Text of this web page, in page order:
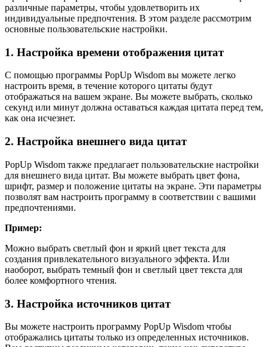
различные параметры, чтобы удовлетворить их
индивидуальные предпочтения. В этом разделе рассмотрим
основные пользовательские настройки.
1. Настройка времени отображения цитат
С помощью программы PopUp Wisdom вы можете легко
настроить время, в течение которого цитаты будут
отображаться на вашем экране. Вы можете выбрать, сколько
секунд или минут должна оставаться каждая цитата перед тем,
как она исчезнет.
2. Настройка внешнего вида цитат
PopUp Wisdom также предлагает пользовательские настройки
для внешнего вида цитат. Вы можете выбрать цвет фона,
шрифт, размер и положение цитаты на экране. Эти параметры
позволят вам настроить программу в соответствии с вашими
предпочтениями.
Пример:
Можно выбрать светлый фон и яркий цвет текста для
создания привлекательного визуального эффекта. Или
наоборот, выбрать темный фон и светлый цвет текста для
более комфортного чтения.
3. Настройка источников цитат
Вы можете настроить программу PopUp Wisdom чтобы
отображались цитаты только из определенных источников.